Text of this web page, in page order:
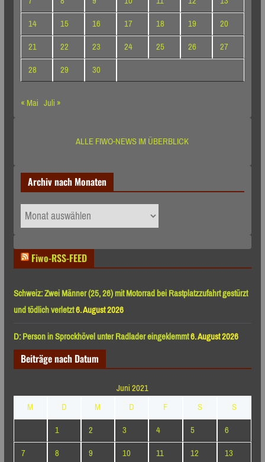
14
15 16 17 18 19
20
21
22 23 24 25 26
27
28
29
30
« Mai Juli »
ALLE FIWO-NEWS IM ÜBERBLICK
Archiv nach Monaten
Archiv
nach
Fiwo-RSS-FEED
Schweiz: Zwei Männer (25, 26) mit Motorrad bei Rastplatzzufahrt gestürzt
und tödlich verletzt6. August 2026
D: Person in Sprockhövel unter Radlader eingeklemmt6. August 2026
Beiträge nach Datum
Juni 2021
M
D M D F S
S
1
2 3 4 5
6
7
8 9 10 11 12 13